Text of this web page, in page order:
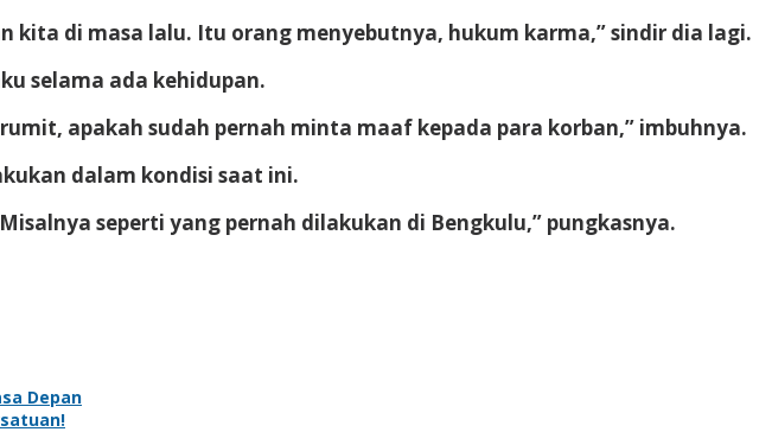
kita di masa lalu. Itu orang menyebutnya, hukum karma,” sindir dia lagi.
selama ada kehidupan.
apakah sudah pernah minta maaf kepada para korban,” imbuhnya.
dalam kondisi saat ini.
seperti yang pernah dilakukan di Bengkulu,” pungkasnya.
Depan